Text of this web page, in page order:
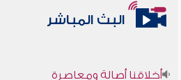
البث المباشر
أخلاقنا أصالة ومعاصرة